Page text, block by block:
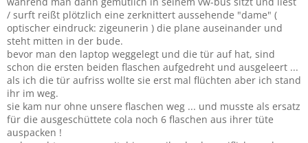
/ surft reißt plötzlich eine zerknittert aussehende "dame" (
optischer eindruck: zigeunerin ) die plane auseinander und
steht mitten in der bude.
bevor man den laptop weggelegt und die tür auf hat, sind
schon die ersten beiden flaschen aufgedreht und ausgeleert ...
als ich die tür aufriss wollte sie erst mal flüchten aber ich stand
ihr im weg.
sie kam nur ohne unsere flaschen weg ... und musste als ersatz
für die ausgeschüttete cola noch 6 flaschen aus ihrer tüte
auspacken !